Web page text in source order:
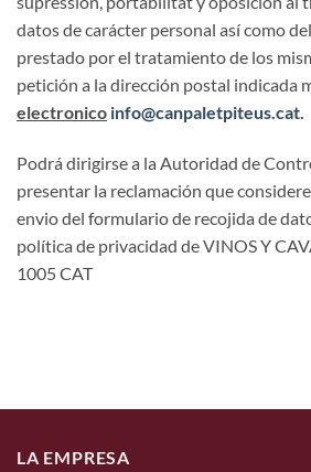
datos de carácter personal así como
prestado por el tratamiento de los
petición a la dirección postal indicada
electronico info@canpaletpiteus.cat.
Podrá dirigirse a la Autoridad de
presentar la reclamación que
envio del formulario de recojida de
política de privacidad de VINOS Y
1005 CAT
LA EMPRESA